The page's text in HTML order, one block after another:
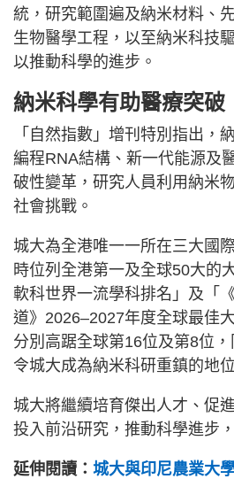
統，研究範圍遍及納米材料、
生物醫學工程，以至納米科技
以推動科學的進步。
納米科學有助醫療突破
「自然指數」增刊特別指出，
編程RNA結構、新一代能源及
破性變革，研究人員利用納米
社會挑戰。
城大為全港唯一一所在三大國
時位列全港第一及全球50大的
軟科世界一流學科排名」及「
道》2026–2027年度全球最佳
分別高踞全球第16位及第8位，
令城大成為納米科研重鎮的地位
城大將繼續培育傑出人才、促
投入前沿研究，推動科學進步
延伸閱讀： 城大與印尼農業大